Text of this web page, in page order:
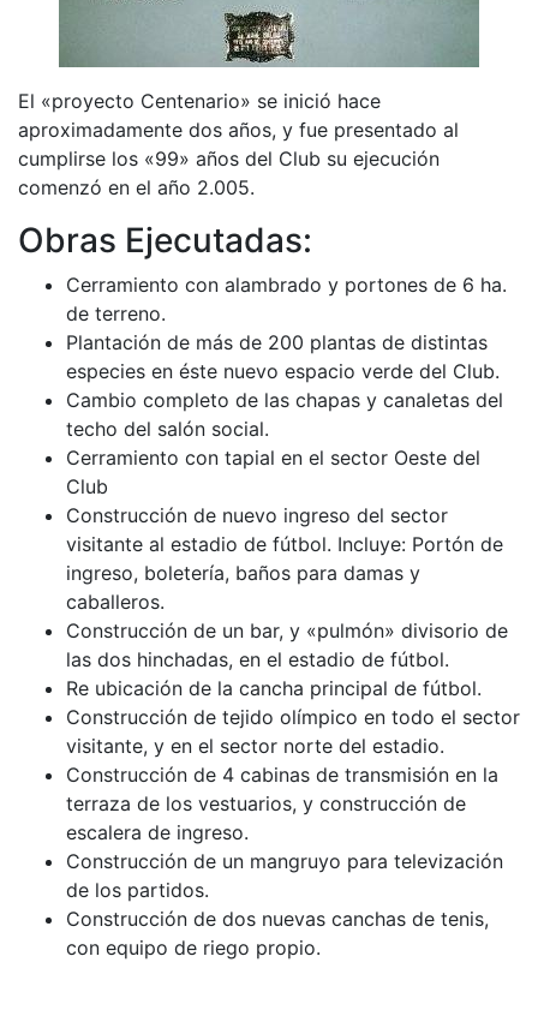
El «proyecto Centenario» se inició hace
aproximadamente dos años, y fue presentado al
cumplirse los «99» años del Club su ejecución
comenzó en el año 2.005.
Obras Ejecutadas:
Cerramiento con alambrado y portones de 6 ha.
de terreno.
Plantación de más de 200 plantas de distintas
especies en éste nuevo espacio verde del Club.
Cambio completo de las chapas y canaletas del
techo del salón social.
Cerramiento con tapial en el sector Oeste del
Club
Construcción de nuevo ingreso del sector
visitante al estadio de fútbol. Incluye: Portón de
ingreso, boletería, baños para damas y
caballeros.
Construcción de un bar, y «pulmón» divisorio de
las dos hinchadas, en el estadio de fútbol.
Re ubicación de la cancha principal de fútbol.
Construcción de tejido olímpico en todo el sector
visitante, y en el sector norte del estadio.
Construcción de 4 cabinas de transmisión en la
terraza de los vestuarios, y construcción de
escalera de ingreso.
Construcción de un mangruyo para televización
de los partidos.
Construcción de dos nuevas canchas de tenis,
con equipo de riego propio.